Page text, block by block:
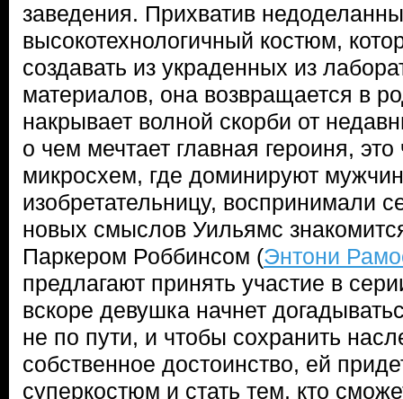
заведения. Прихватив
высокотехнологичный костюм,
создавать из украденных из
материалов, она возвращается в
накрывает волной скорби от
о чем мечтает главная героиня,
микросхем, где доминируют
изобретательницу, воспринимали
новых смыслов Уильямс
Паркером Роббинсом (Энтони
предлагают принять участие в
вскоре девушка начнет
не по пути, и чтобы сохранить
собственное достоинство, ей
суперкостюм и стать тем, кто